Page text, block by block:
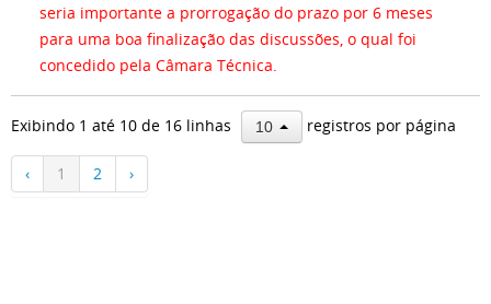
seria importante a prorrogação do prazo por 6 meses
para uma boa finalização das discussões, o qual foi
concedido pela Câmara Técnica.
Exibindo 1 até 10 de 16 linhas 10 registros por página
‹ 1 2 ›